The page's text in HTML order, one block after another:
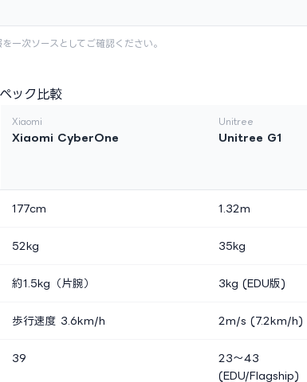
一次ソースとしてご確認ください。
ック比較
Xiaomi
Xiaomi CyberOne
Unitree
Unitree G1
177cm 1.32m
52kg 35kg
約1.5kg（片腕） 3kg (EDU版)
歩行速度 3.6km/h 2m/s (7.2km/h)
39
23～43
(EDU/Flagship)